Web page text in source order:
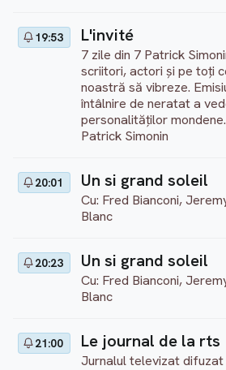
(în timpul săptămânii),
weekend) http://
19:53 L'invité
7 zile din 7 Patrick
scriitori, actori și pe toți
noastră să vibreze.
întâlnire de neratat a
personalităților mondene. Prezentator:
Patrick Simonin
20:01 Un si grand soleil
Cu: Fred Bianconi,
Blanc
20:23 Un si grand soleil
Cu: Fred Bianconi,
Blanc
21:00 Le journal de la rts
Jurnalul televizat difuzat